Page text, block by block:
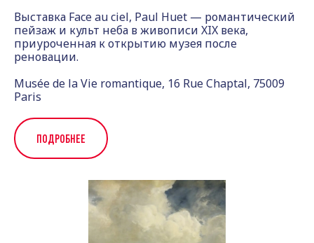
Выставка Face au ciel, Paul Huet — романтический
пейзаж и культ неба в живописи XIX века,
приуроченная к открытию музея после
реновации.
Musée de la Vie romantique, 16 Rue Chaptal, 75009
Paris
ПОДРОБНЕЕ